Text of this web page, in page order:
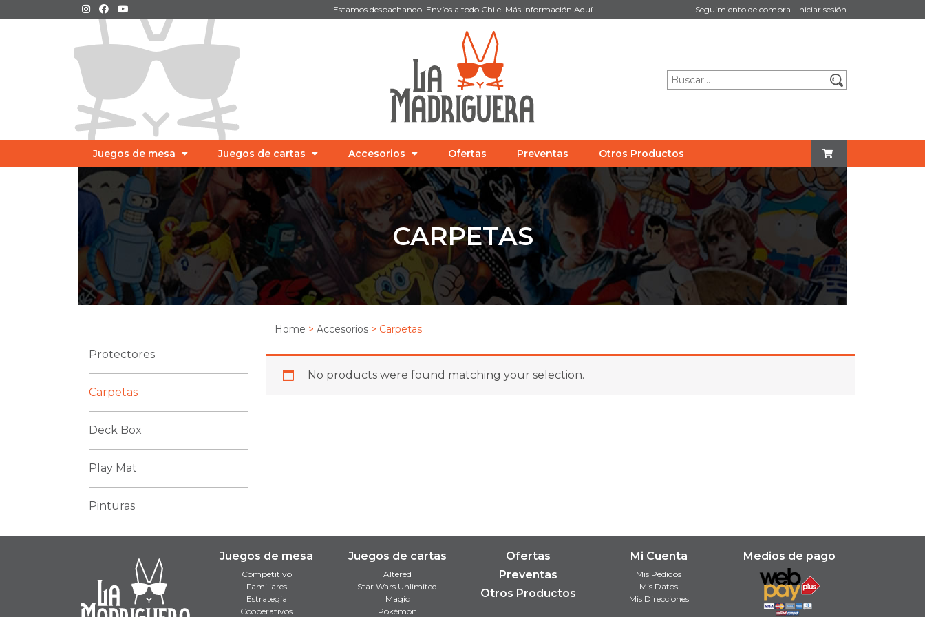
¡Estamos despachando! Envíos a todo Chile. Más información Aquí. Seguimiento de compra | Iniciar sesión
Juegos de mesa Juegos de cartas Accesorios Ofertas Preventas Otros Productos
CARPETAS
Protectores
Carpetas
Deck Box
Play Mat
Pinturas
Home > Accesorios > Carpetas
No products were found matching your selection.
Juegos de mesa
Competitivo
Familiares
Estrategia
Cooperativos
Juegos de cartas
Altered
Star Wars Unlimited
Magic
Pokémon
Ofertas
Preventas
Otros Productos
Mi Cuenta
Mis Pedidos
Mis Datos
Mis Direcciones
Medios de pago